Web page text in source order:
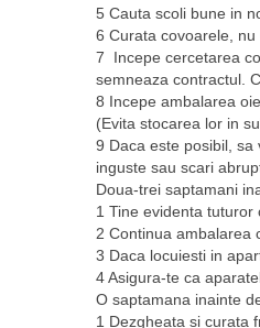
5 Cauta scoli bune in
6 Curata covoarele,
7 Incepe cercetarea
semneaza contractul.
8 Incepe ambalarea
(Evita stocarea lor in
9 Daca este posibil,
inguste sau scari
Doua-trei saptamani
1 Tine evidenta tuturor
2 Continua ambalarea
3 Daca locuiesti in
4 Asigura-te ca
O saptamana inainte
1 Dezgheata si curata